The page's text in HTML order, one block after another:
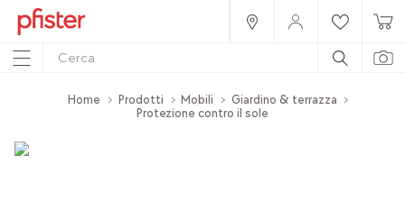
Home Prodotti Mobili
Giardino & terrazza
Protezione contro il sole